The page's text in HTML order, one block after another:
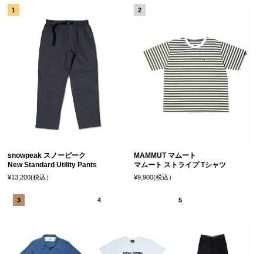
snowpeak スノーピーク
New Standard Utility Pants
¥13,200(税込）
MAMMUT マムート
マムート ストライプ Tシャツ
¥9,900(税込）